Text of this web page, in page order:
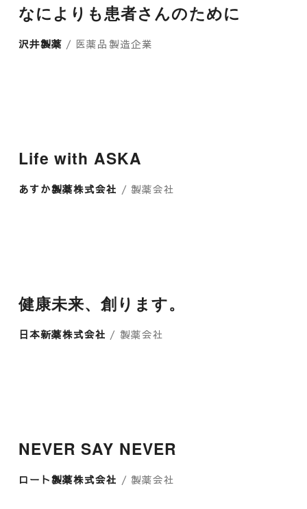
なによりも患者さんのために
沢井製薬 / 医薬品製造企業
Life with ASKA
あすか製薬株式会社 / 製薬会社
健康未来、創ります。
日本新薬株式会社 / 製薬会社
NEVER SAY NEVER
ロート製薬株式会社 / 製薬会社